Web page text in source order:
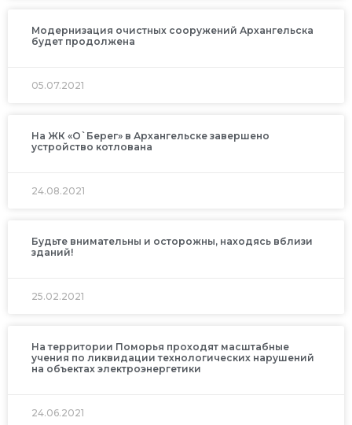
Модернизация очистных сооружений Архангельска
будет продолжена
05.07.2021
На ЖК «О`Берег» в Архангельске завершено
устройство котлована
24.08.2021
Будьте внимательны и осторожны, находясь вблизи
зданий!
25.02.2021
На территории Поморья проходят масштабные
учения по ликвидации технологических нарушений
на объектах электроэнергетики
24.06.2021